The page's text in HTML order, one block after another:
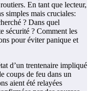
En tant que lecteur,
simples mais cruciales:
? Dans quel
sécurité ? Comment les
pour éviter panique et
d’un trentenaire impliqué
coups de feu dans un
aient été relayées